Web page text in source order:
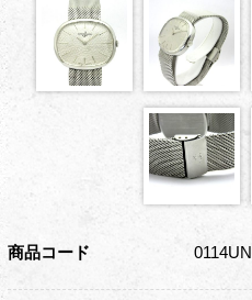
商品コード 0114UN